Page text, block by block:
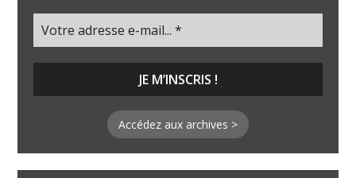
Accédez aux archives >